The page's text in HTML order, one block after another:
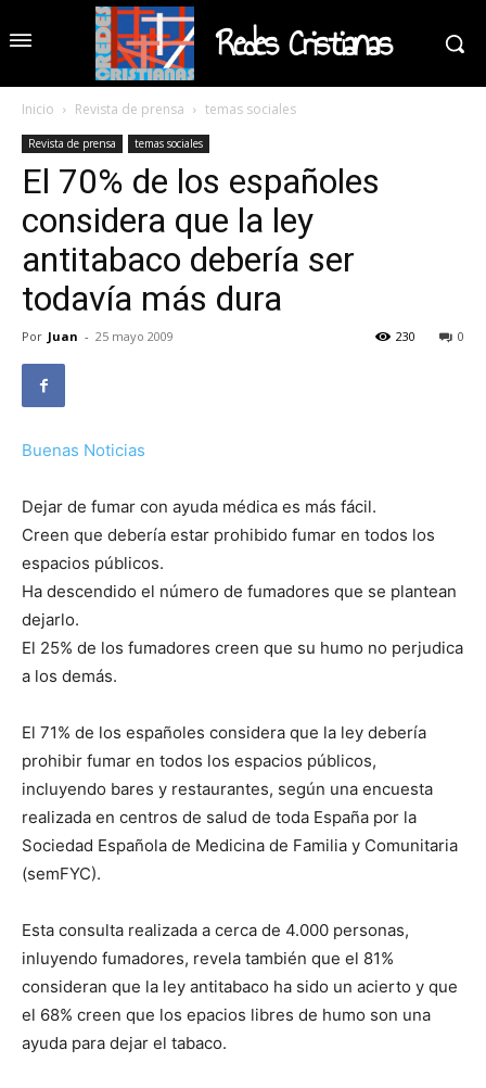
Redes Cristianas
Inicio Revista de prensa temas sociales
Revista de prensa temas sociales
El 70% de los españoles
considera que la ley
antitabaco debería ser
todavía más dura
Por Juan - 25 mayo 2009 0
230
Buenas Noticias
Dejar de fumar con ayuda médica es más fácil.
Creen que debería estar prohibido fumar en todos los
espacios públicos.
Ha descendido el número de fumadores que se plantean
dejarlo.
El 25% de los fumadores creen que su humo no perjudica
a los demás.
El 71% de los españoles considera que la ley debería
prohibir fumar en todos los espacios públicos,
incluyendo bares y restaurantes, según una encuesta
realizada en centros de salud de toda España por la
Sociedad Española de Medicina de Familia y Comunitaria
(semFYC).
Esta consulta realizada a cerca de 4.000 personas,
inluyendo fumadores, revela también que el 81%
consideran que la ley antitabaco ha sido un acierto y que
el 68% creen que los epacios libres de humo son una
ayuda para dejar el tabaco.